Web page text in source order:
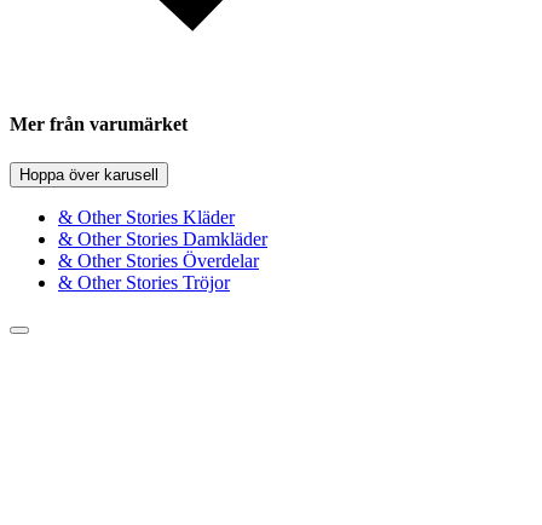
Mer från varumärket
Hoppa över karusell
& Other Stories Kläder
& Other Stories Damkläder
& Other Stories Överdelar
& Other Stories Tröjor